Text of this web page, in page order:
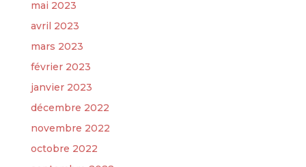
mai 2023
avril 2023
mars 2023
février 2023
janvier 2023
décembre 2022
novembre 2022
octobre 2022